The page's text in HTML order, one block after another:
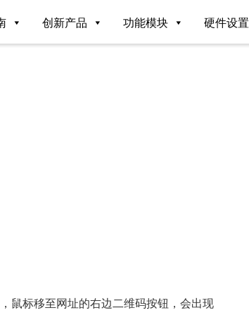
创新产品 功能模块 硬件设置
鼠标移至网址的右边二维码按钮，会出现